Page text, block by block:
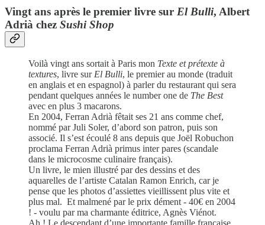
Vingt ans après le premier livre sur El Bulli, Albert
Adrià chez Sushi Shop
Voilà vingt ans sortait à Paris mon Texte et prétexte à
textures, livre sur El Bulli, le premier au monde (traduit
en anglais et en espagnol) à parler du restaurant qui sera
pendant quelques années le number one de The Best
avec en plus 3 macarons.
En 2004, Ferran Adrià fêtait ses 21 ans comme chef,
nommé par Juli Soler, d’abord son patron, puis son
associé. Il s’est écoulé 8 ans depuis que Joël Robuchon
proclama Ferran Adrià primus inter pares (scandale
dans le microcosme culinaire français).
Un livre, le mien illustré par des dessins et des
aquarelles de l’artiste Catalan Ramon Enrich, car je
pense que les photos d’assiettes vieillissent plus vite et
plus mal. Et malmené par le prix dément - 40€ en 2004
! - voulu par ma charmante éditrice, Agnès Viénot.